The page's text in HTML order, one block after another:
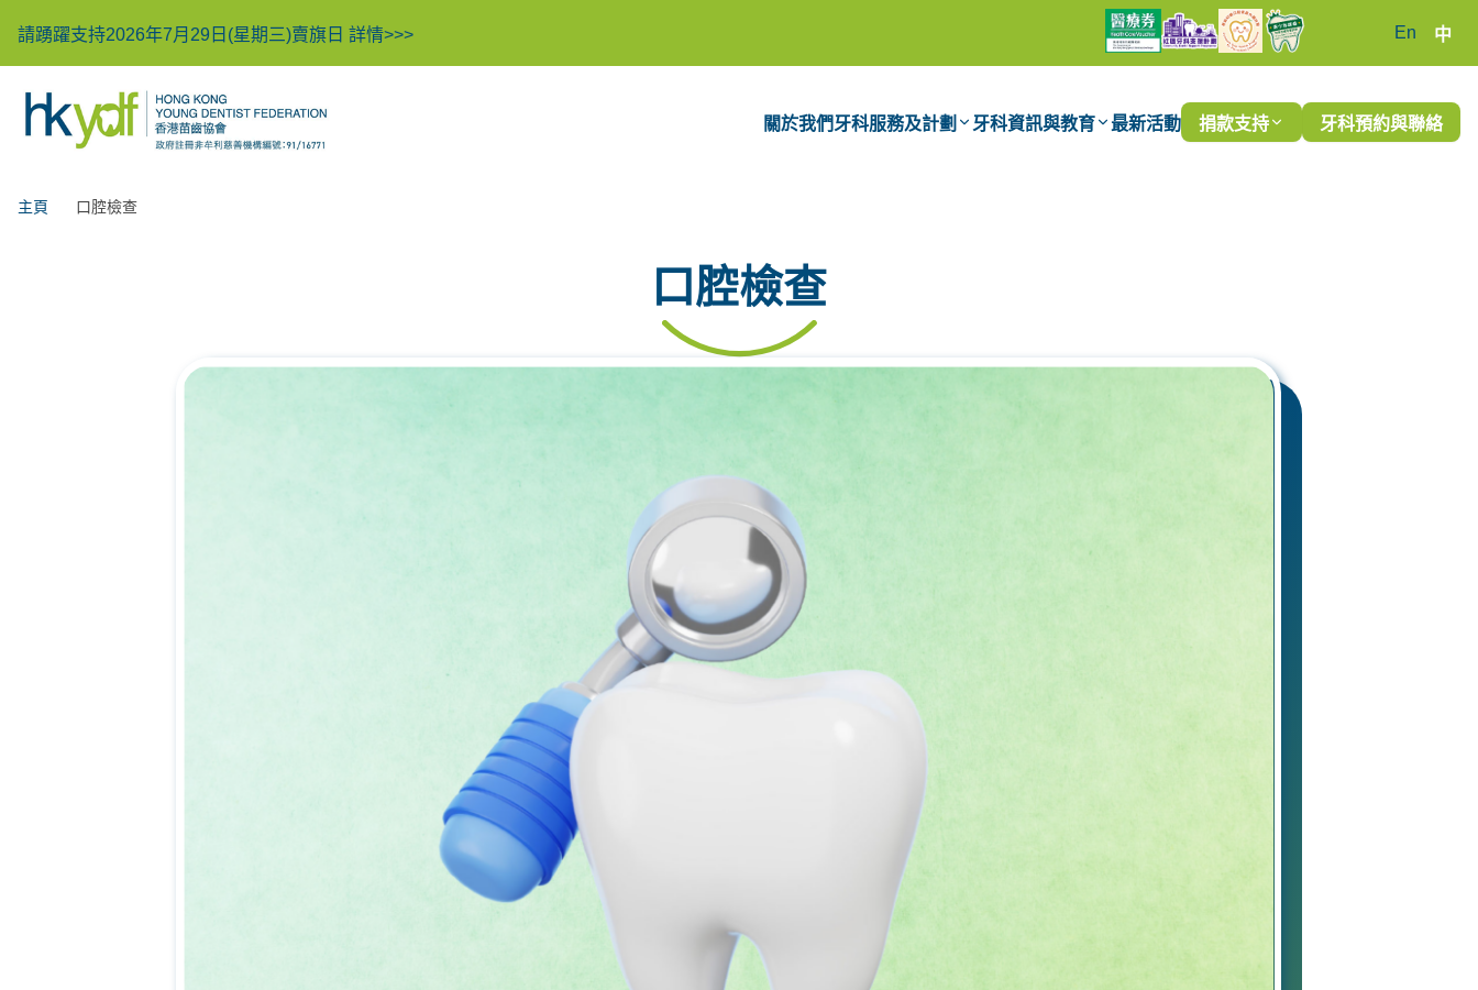
請踴躍支持2026年7月29日(星期三)賣旗日 詳情>>> En 中
關於我們 牙科服務及計劃 牙科資訊與教育 最新活動 捐款支持 牙科預約與聯絡
主頁 口腔檢查
口腔檢查